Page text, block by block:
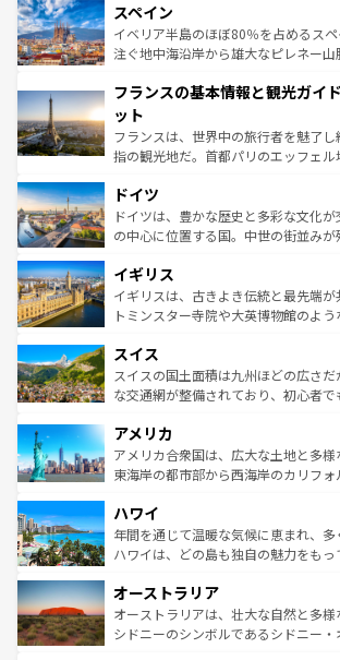
ろん、トスカーナの美しい田園風景や
景など、自然景観も見逃せない。観
ピザやパスタなど、絶品のイタリア料
ませてくれるイタリアで、忘れられな
なお、新着のイタリア情報は
しい。
スペイン
イベリア半島のほぼ80％を占めるス
注ぐ地中海沿岸から雄大なピレネー山
文化が根付くこの国では、情熱的なフ
れる闘牛、そして美味しいタパスが生
る。首都マドリードの洗練された雰
アートに溢れた街角から、地方では古
せる。地方によって風土や気候が異な
性で訪れる人を魅了
ンテンツ一覧を参照してほしい。
フランスの基本情報と観光ガイ
ット
フランスは、世界中の旅行者を魅了
指の観光地だ。首都パリのエッフェル
で、幅広い魅力が詰まっている。華麗
聖堂、美しいビーチ、そして豊かな
から魅了する。また、フランスは美
いる。シャンパンの発祥地であるラン
香り高いラベンダー畑など、多彩な
らに、パリ以外の地域にも魅力が溢
れる地方に足を運ぶとそれぞれで全く
きるだろう。 なお、新着のフラン
を参照してほしい。
ドイツ
ドイツは、豊かな歴史と多彩な文化
の中心に位置する国。中世の街並み
顔を持つこの国は、どこを歩いても飽
ルリンの文化的活気、バイエルン州
してライン川沿いのワイン畑といっ
は、お酒好きな人にはぜひ体験してほしい。 なお
ドイツ情報はコンテンツ一覧を参照
イギリス
イギリスは、古きよき伝統と最先端
トミンスター寺院や大英博物館のよ
リアごとに異なる魅力がある。また、
ティー、ビール好きにはたまらない
戦など、本場だからこそできる体験
ンツ一覧を参照してほしい。
スイス
スイスの国土面積は九州ほどの広さ
な交通網が整備されており、初心者
の建物がそのまま残る町や、スイスな
博物館もあり、アルプス観光だけでな
ことができる。国民の所得が高いた
ば市内交通費無料で観光を楽しむこともでき
着のスイス情報はコンテンツ一覧 を
アメリカ
アメリカ合衆国は、広大な土地と多様
東海岸の都市部から西海岸のカリフ
のような巨大都市は、観光、ショッピ
ンメントが詰まった刺激的なスポッ
西部には大自然が広がり、グランド
部のニューオーリンズでは、音楽と美
文化が魅力。旅行者はアメリカの各地
しみながら、その多様性と豊かな歴
ハワイ
年間を通じて温暖な気候に恵まれ、
ハワイは、どの島も独自の魅力をも
ワイ島は見逃せない。また、定番の観
島だが、静かな自然を求めるならマウ
おすすめ。エメラルドグリーンに輝
オーストラリア
オーストラリアは、壮大な自然と多様
シドニーのシンボルであるシドニー